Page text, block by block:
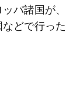
パ諸国が、
などで行った